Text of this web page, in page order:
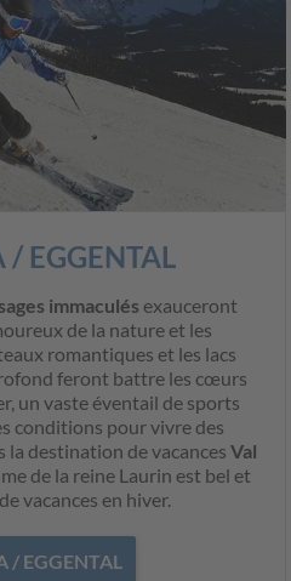
/ EGGENTAL
immaculés exauceront
de la nature et les
romantiques et les lacs
feront battre les cœurs
un vaste éventail de sports
conditions pour vivre des
la destination de vacances Val
de la reine Laurin est bel et
vacances en hiver.
/ EGGENTAL